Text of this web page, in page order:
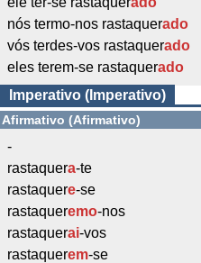
nós termo-nos rastaquerado
vós terdes-vos rastaquerado
eles terem-se rastaquerado
Imperativo (Imperativo)
Afirmativo (Afirmativo)
-
rastaquera-te
rastaquere-se
rastaqueremo-nos
rastaquerai-vos
rastaquerem-se